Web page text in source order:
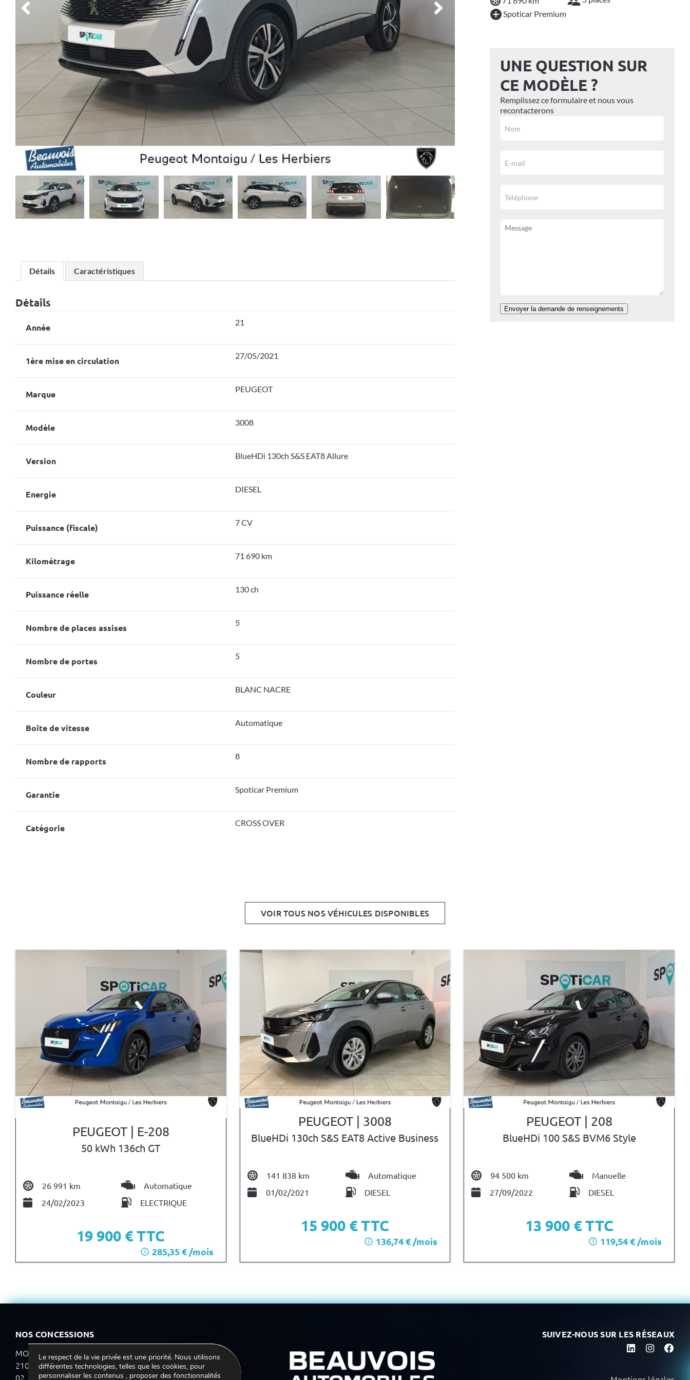
VOIR TOUS NOS VÉHICULES DISPONIBLES
PEUGEOT | E-208
50 kWh 136ch GT
26 991 km
Automatique
24/02/2023
ELECTRIQUE
19 900 € TTC
i 285,35 € /mois
PEUGEOT | 3008
BlueHDi 130ch S&S EAT8 Active Business
141 838 km
Automatique
01/02/2021
DIESEL
15 900 € TTC
i 136,74 € /mois
PEUGEOT | 208
BlueHDi 100 S&S BVM6 Style
94 500 km
Manuelle
27/09/2022
DIESEL
13 900 € TTC
i 119,54 € /mois
Détails Caractéristiques
Détails
Année 21
1ère mise en circulation 27/05/2021
Marque PEUGEOT
Modèle 3008
Version BlueHDi 130ch S&S EAT8 Allure
Energie DIESEL
Puissance (fiscale) 7 CV
Kilométrage 71 690 km
Puissance réelle 130 ch
Nombre de places assises 5
Nombre de portes 5
Couleur BLANC NACRE
Boîte de vitesse Automatique
Nombre de rapports 8
Garantie Spoticar Premium
Catégorie CROSS OVER
Spoticar Premium
UNE QUESTION SUR
CE MODÈLE ?
Remplissez ce formulaire et nous vous
recontacterons
Envoyer la demande de renseignements
NOS CONCESSIONS
MONTAIGU
210 rue Paul-Henri Goulet – 85600 Montaigu
02 51 09 29 29
SUIVEZ-NOUS SUR LES RÉSEAUX
Le respect de la vie privée est une priorité. Nous utilisons
différentes technologies, telles que les cookies, pour
personnaliser les contenus , proposer des fonctionnalités